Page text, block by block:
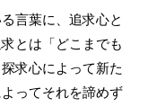
言葉に、追求心と
とは「どこまでも
求心によって新た
ってそれを諦めず